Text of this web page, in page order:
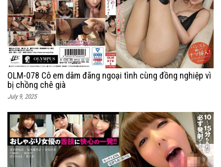
OLM-078 Cô em dâm đãng ngoại tình cùng đồng nghiệp vì
bị chồng chê già
July 9, 2025